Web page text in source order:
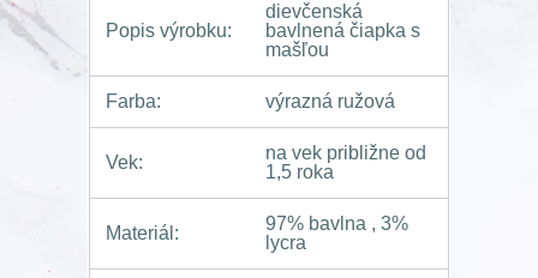
Popis výrobku:
dievčenská
bavlnená čiapka s
mašľou
Farba: výrazná ružová
Vek:
na vek približne od
1,5 roka
Materiál:
97% bavlna , 3%
lycra